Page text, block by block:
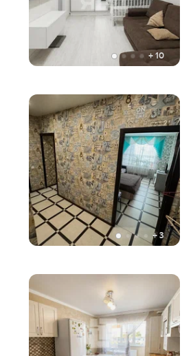
+ 10
+3